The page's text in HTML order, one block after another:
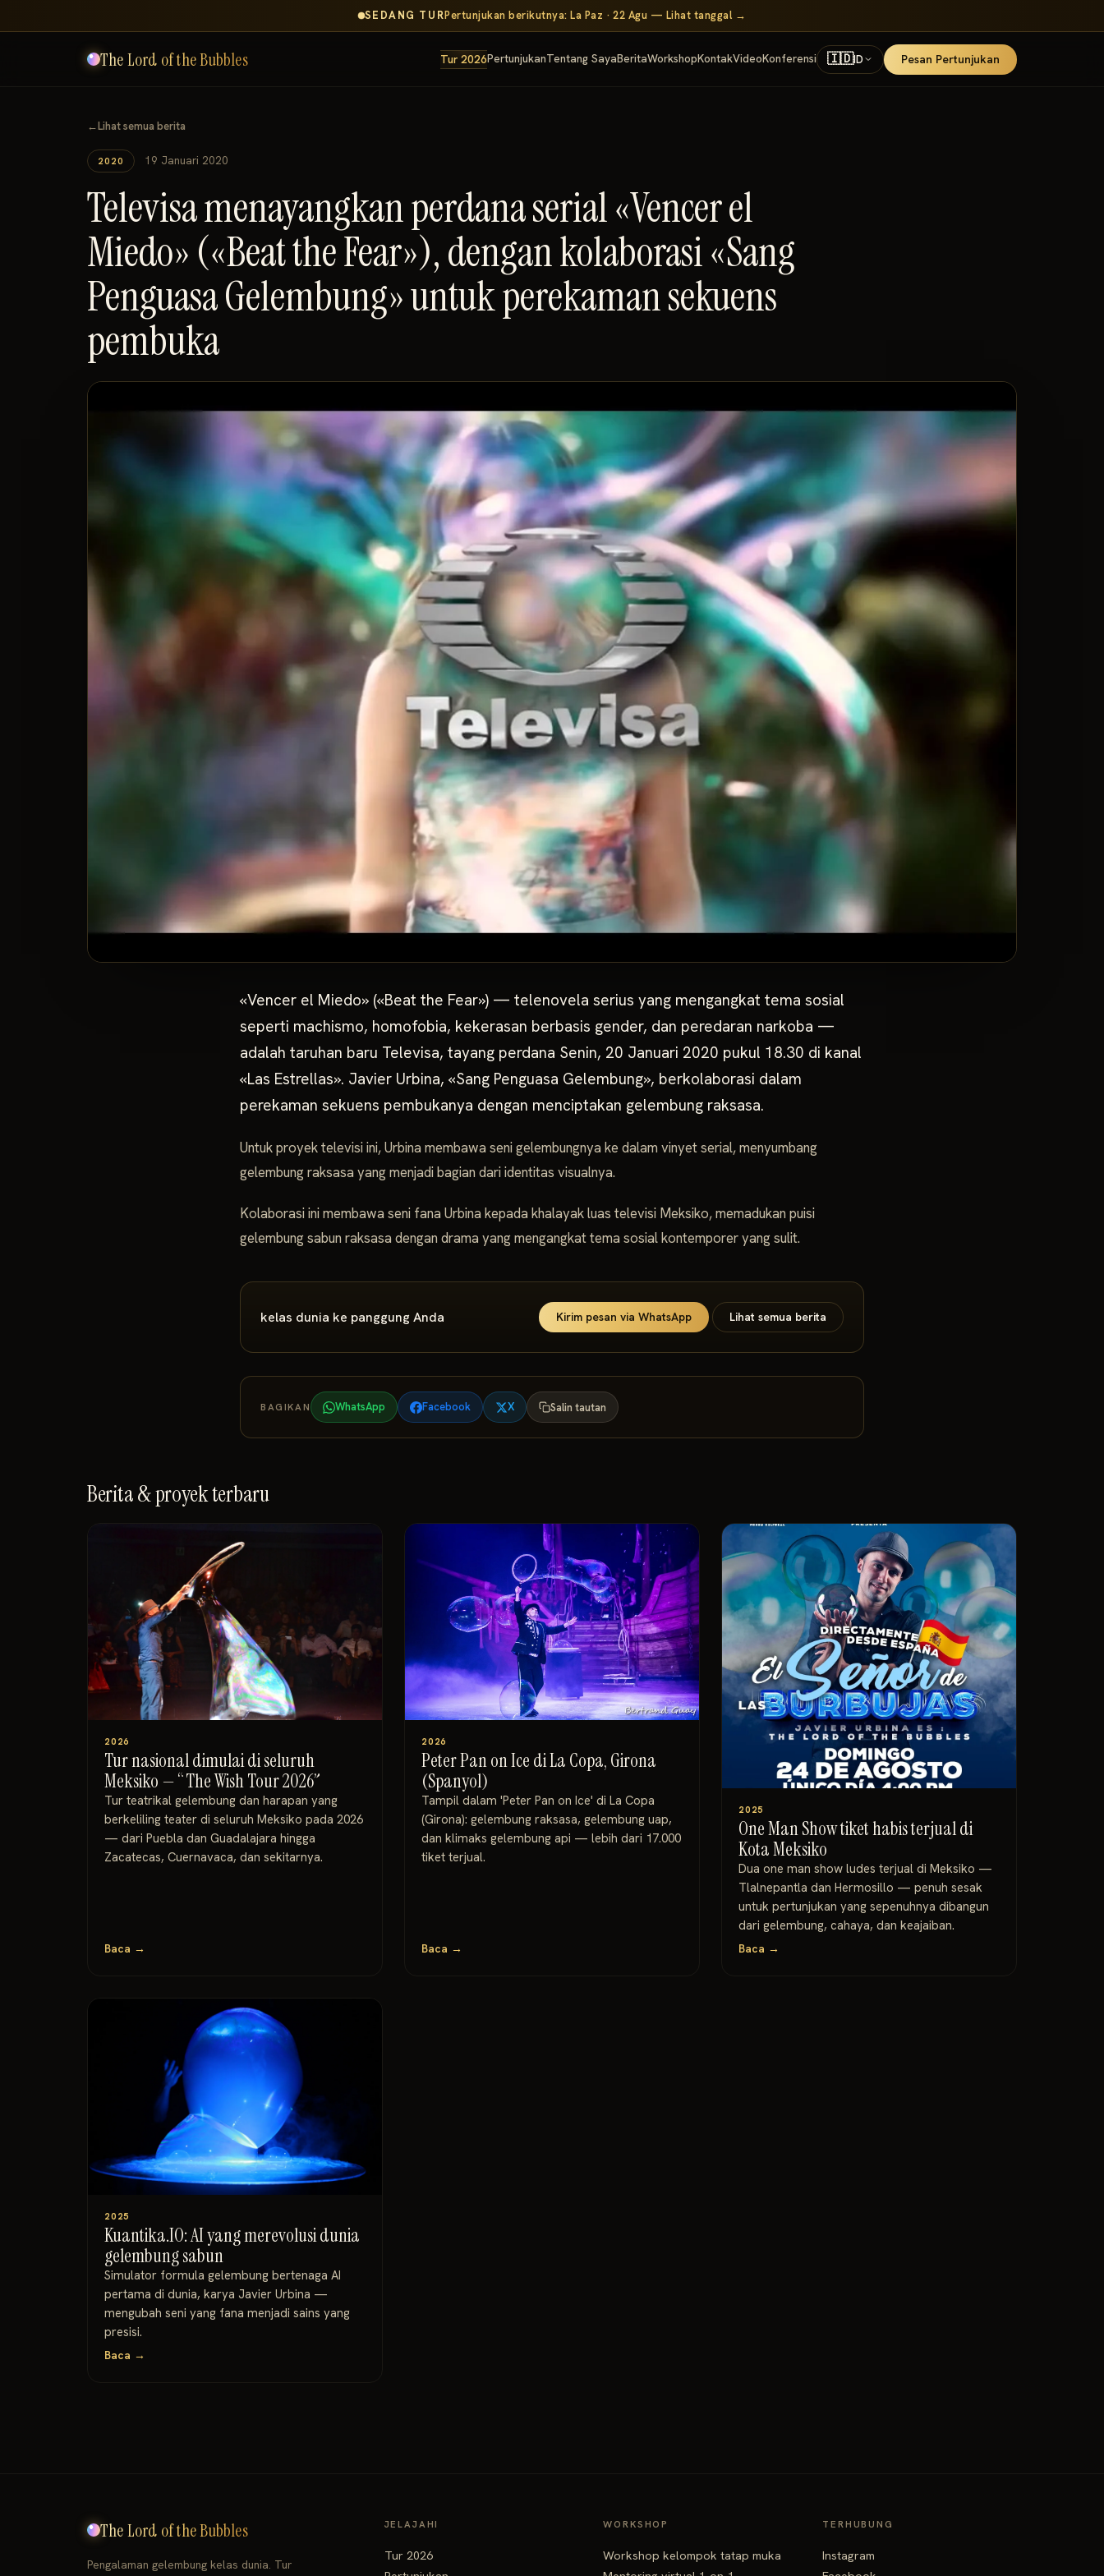
SEDANG TURPertunjukan berikutnya: La Paz · 22 Agu — Lihat tanggal →
The Lord of the Bubbles Tur 2026PertunjukanTentang SayaBeritaWorkshopKontakVideoKonferensi 🇮🇩ID Pesan Pertunjukan
←Lihat semua berita
2020 19 Januari 2020
Televisa menayangkan perdana serial «Vencer el
Miedo» («Beat the Fear»), dengan kolaborasi «Sang
Penguasa Gelembung» untuk perekaman sekuens
pembuka
«Vencer el Miedo» («Beat the Fear») — telenovela serius yang mengangkat tema sosial
seperti machismo, homofobia, kekerasan berbasis gender, dan peredaran narkoba —
adalah taruhan baru Televisa, tayang perdana Senin, 20 Januari 2020 pukul 18.30 di kanal
«Las Estrellas». Javier Urbina, «Sang Penguasa Gelembung», berkolaborasi dalam
perekaman sekuens pembukanya dengan menciptakan gelembung raksasa.
Untuk proyek televisi ini, Urbina membawa seni gelembungnya ke dalam vinyet serial, menyumbang
gelembung raksasa yang menjadi bagian dari identitas visualnya.
Kolaborasi ini membawa seni fana Urbina kepada khalayak luas televisi Meksiko, memadukan puisi
gelembung sabun raksasa dengan drama yang mengangkat tema sosial kontemporer yang sulit.
kelas dunia ke panggung Anda Kirim pesan via WhatsApp Lihat semua berita
BAGIKAN WhatsApp Facebook X Salin tautan
Berita & proyek terbaru
2026
Tur nasional dimulai di seluruh
Meksiko — “The Wish Tour 2026”
Tur teatrikal gelembung dan harapan yang
berkeliling teater di seluruh Meksiko pada 2026
— dari Puebla dan Guadalajara hingga
Zacatecas, Cuernavaca, dan sekitarnya.
Baca →
2026
Peter Pan on Ice di La Copa, Girona
(Spanyol)
Tampil dalam 'Peter Pan on Ice' di La Copa
(Girona): gelembung raksasa, gelembung uap,
dan klimaks gelembung api — lebih dari 17.000
tiket terjual.
Baca →
2025
One Man Show tiket habis terjual di
Kota Meksiko
Dua one man show ludes terjual di Meksiko —
Tlalnepantla dan Hermosillo — penuh sesak
untuk pertunjukan yang sepenuhnya dibangun
dari gelembung, cahaya, dan keajaiban.
Baca →
2025
Kuantika.IO: AI yang merevolusi dunia
gelembung sabun
Simulator formula gelembung bertenaga AI
pertama di dunia, karya Javier Urbina —
mengubah seni yang fana menjadi sains yang
presisi.
Baca →
The Lord of the Bubbles
Pengalaman gelembung kelas dunia. Tur
JELAJAHI
Tur 2026
WORKSHOP
Workshop kelompok tatap muka
TERHUBUNG
Instagram